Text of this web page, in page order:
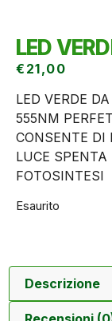
LED
€ 21,00
LED VERDE
555NM
CONSENTE DI
LUCE
FOTOSINTESI
Esaurito
Descrizione